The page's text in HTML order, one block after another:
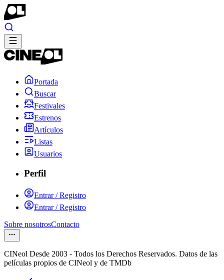
Portada
Buscar
Festivales
Estrenos
Artículos
Listas
Usuarios
Perfil
Entrar / Registro
Entrar / Registro
Sobre nosotrosContacto
CINeol Desde 2003 - Todos los Derechos Reservados. Datos de las
películas propios de CINeol y de TMDb